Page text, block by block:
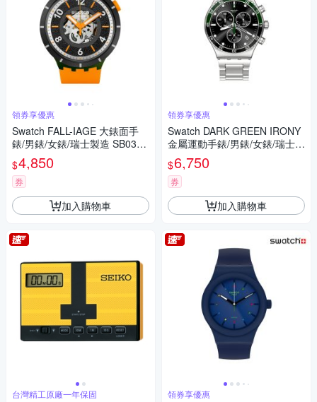
領券享優惠
Swatch FALL-IAGE 大錶面手
錶/男錶/女錶/瑞士製造 SB03G
107 (47mm)
$4,850
券
加入購物車
台灣精工原廠一年保固
領券享優惠
Swatch DARK GREEN IRONY
金屬運動手錶/男錶/女錶/瑞士製
造 YVS506G (43mm)
$6,750
券
加入購物車
領券享優惠